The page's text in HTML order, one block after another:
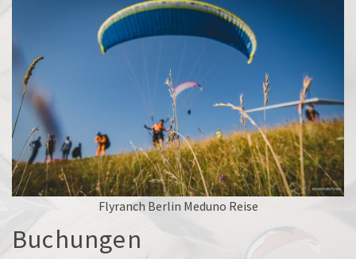
Flyranch Berlin Meduno Reise
Buchungen